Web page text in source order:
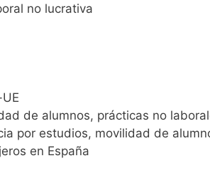
no lucrativa
de alumnos, prácticas no
por estudios, movilidad de
en España